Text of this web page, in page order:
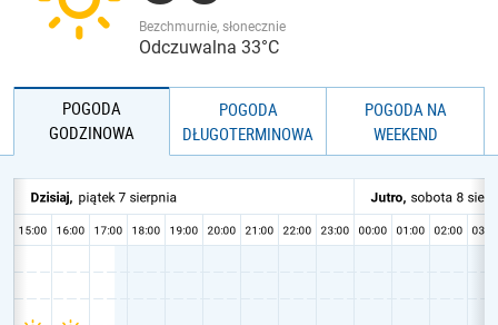
Bezchmurnie, słonecznie
Odczuwalna 33°C
POGODA
GODZINOWA
POGODA
DŁUGOTERMINOWA
POGODA NA
WEEKEND